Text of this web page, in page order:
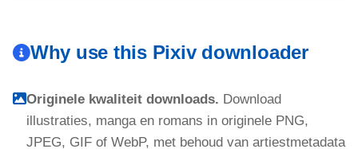
Why use this Pixiv downloader
Originele kwaliteit downloads. Download
illustraties, manga en romans in originele PNG,
JPEG, GIF of WebP, met behoud van artiestmetadata